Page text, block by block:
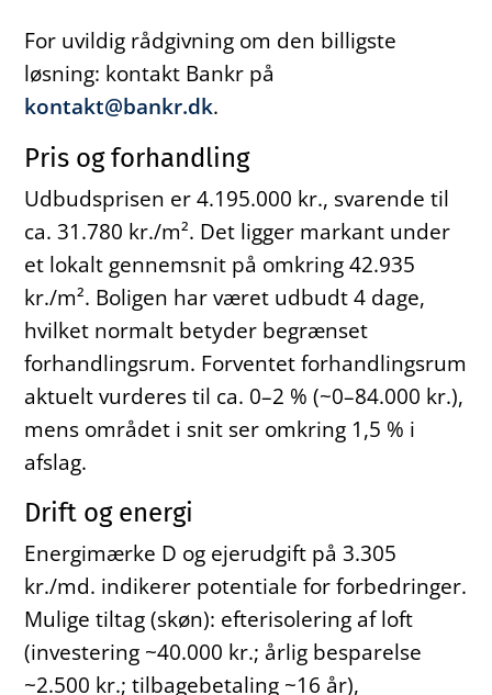
For uvildig rådgivning om den billigste
løsning: kontakt Bankr på
kontakt@bankr.dk.
Pris og forhandling
Udbudsprisen er 4.195.000 kr., svarende til
ca. 31.780 kr./m². Det ligger markant under
et lokalt gennemsnit på omkring 42.935
kr./m². Boligen har været udbudt 4 dage,
hvilket normalt betyder begrænset
forhandlingsrum. Forventet forhandlingsrum
aktuelt vurderes til ca. 0–2 % (~0–84.000 kr.),
mens området i snit ser omkring 1,5 % i
afslag.
Drift og energi
Energimærke D og ejerudgift på 3.305
kr./md. indikerer potentiale for forbedringer.
Mulige tiltag (skøn): efterisolering af loft
(investering ~40.000 kr.; årlig besparelse
~2.500 kr.; tilbagebetaling ~16 år),